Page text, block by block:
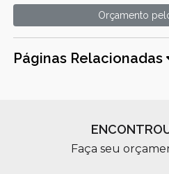
Orçamento
Páginas Relacionadas
Faça seu